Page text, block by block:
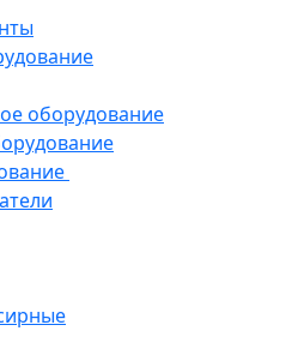
оборудование